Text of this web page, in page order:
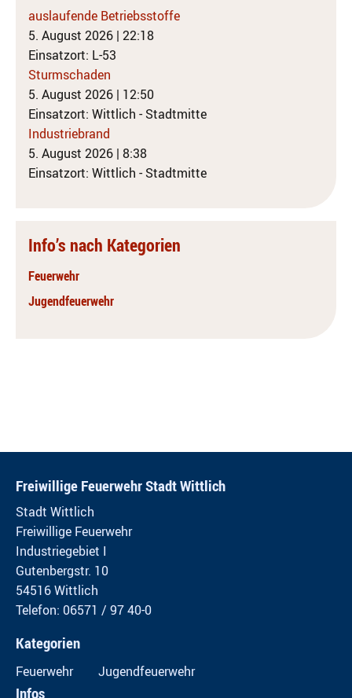
auslaufende Betriebsstoffe
5. August 2026 | 22:18
Einsatzort: L-53
Sturmschaden
5. August 2026 | 12:50
Einsatzort: Wittlich - Stadtmitte
Industriebrand
5. August 2026 | 8:38
Einsatzort: Wittlich - Stadtmitte
Info’s nach Kategorien
Feuerwehr
Jugendfeuerwehr
Freiwillige Feuerwehr Stadt Wittlich
Stadt Wittlich
Freiwillige Feuerwehr
Industriegebiet I
Gutenbergstr. 10
54516 Wittlich
Telefon: 06571 / 97 40-0
Kategorien
Feuerwehr Jugendfeuerwehr
Infos